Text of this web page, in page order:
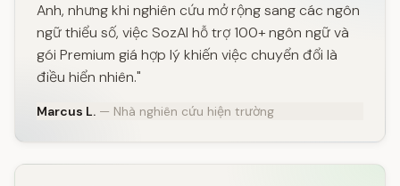
Anh, nhưng khi nghiên cứu mở rộng sang các ngôn
ngữ thiểu số, việc SozAI hỗ trợ 100+ ngôn ngữ và
gói Premium giá hợp lý khiến việc chuyển đổi là
điều hiển nhiên."
Marcus L. — Nhà nghiên cứu hiện trường